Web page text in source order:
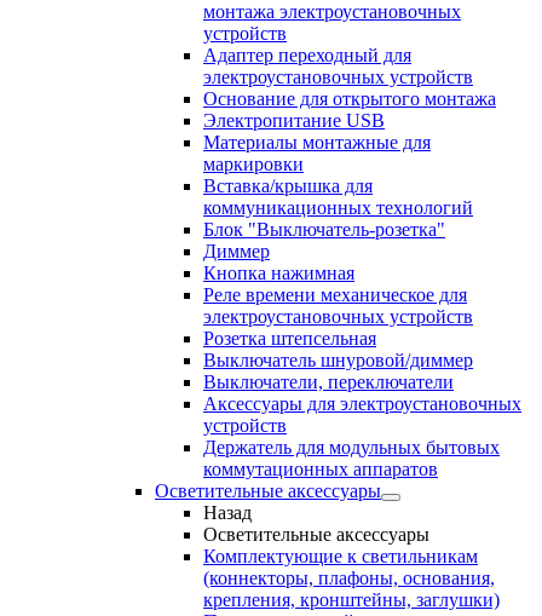
монтажа электроустановочных
устройств
Адаптер переходный для
электроустановочных устройств
Основание для открытого монтажа
Электропитание USB
Материалы монтажные для
маркировки
Вставка/крышка для
коммуникационных технологий
Блок "Выключатель-розетка"
Диммер
Кнопка нажимная
Реле времени механическое для
электроустановочных устройств
Розетка штепсельная
Выключатель шнуровой/диммер
Выключатели, переключатели
Аксессуары для электроустановочных
устройств
Держатель для модульных бытовых
коммутационных аппаратов
Осветительные аксессуары
Назад
Осветительные аксессуары
Комплектующие к светильникам
(коннекторы, плафоны, основания,
крепления, кронштейны, заглушки)